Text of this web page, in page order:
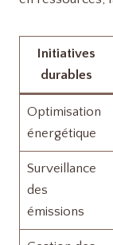
Initiatives
durables
Optimisation
énergétique
Surveillance
des
émissions